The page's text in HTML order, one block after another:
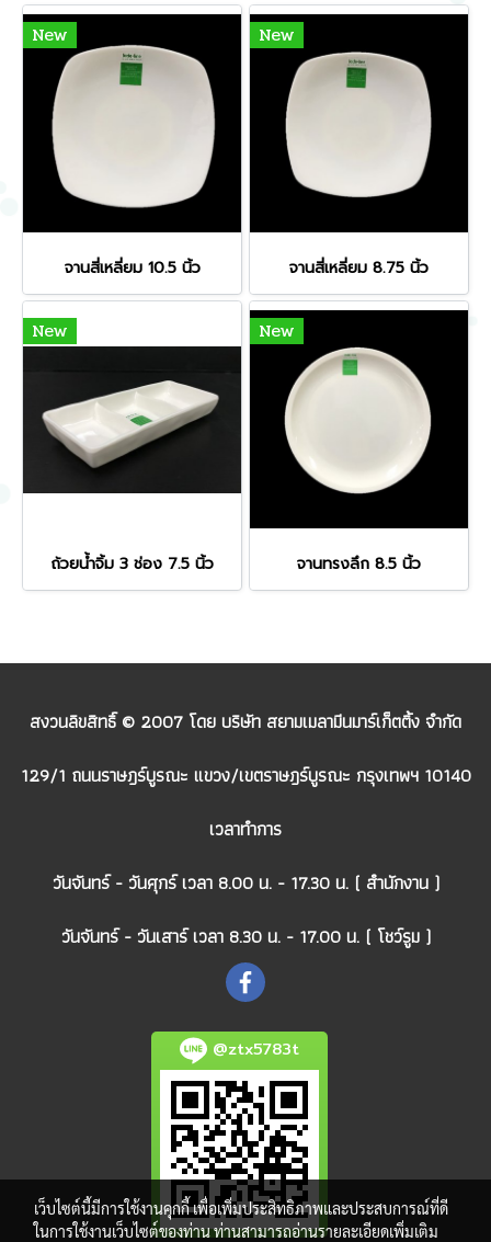
New
จานสี่เหลี่ยม 10.5 นิ้ว
New
จานสี่เหลี่ยม 8.75 นิ้ว
New
ถ้วยน้ำจิ้ม 3 ช่อง 7.5 นิ้ว
New
จานทรงลึก 8.5 นิ้ว
สงวนลิขสิทธิ์ © 2007 โดย บริษัท สยามเมลามีนมาร์เก็ตติ้ง จำกัด
129/1 ถนนราษฎร์บูรณะ แขวง/เขตราษฎร์บูรณะ กรุงเทพฯ 10140
เวลาทำการ
วันจันทร์ - วันศุกร์ เวลา 8.00 น. - 17.30 น. ( สำนักงาน )
วันจันทร์ - วันเสาร์ เวลา 8.30 น. - 17.00 น. ( โชว์รูม )
@ztx5783t
เว็บไซต์นี้มีการใช้งานคุกกี้ เพื่อเพิ่มประสิทธิภาพและประสบการณ์ที่ดี
ในการใช้งานเว็บไซต์ของท่าน ท่านสามารถอ่านรายละเอียดเพิ่มเติม